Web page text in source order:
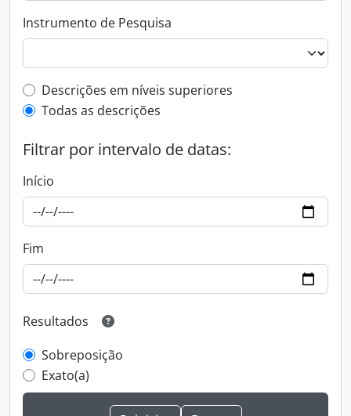
Instrumento de Pesquisa
Filtro de descrição de nível superior
Descrições em níveis superiores
Todas as descrições
Filtrar por intervalo de datas:
Início
Fim
Resultados
Sobreposição
Exato(a)